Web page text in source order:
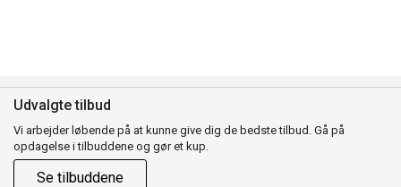
Udvalgte tilbud
Vi arbejder løbende på at kunne give dig de bedste tilbud. Gå på
opdagelse i tilbuddene og gør et kup.
Se tilbuddene